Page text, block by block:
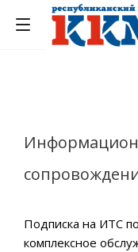
Подписка на ИТС
комплексное